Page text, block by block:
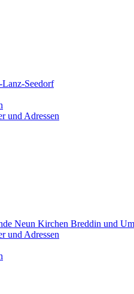
Lanz-Seedorf
und Adressen
Neun Kirchen Breddin und
und Adressen